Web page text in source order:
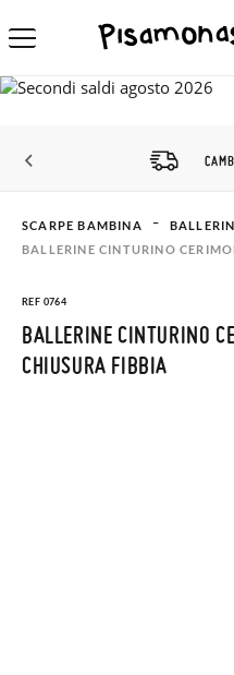
SCARPE BAMBINA
BALLERINE CINTURINO
REF 0764
BALLERINE CINTURINO
CHIUSURA FIBBIA